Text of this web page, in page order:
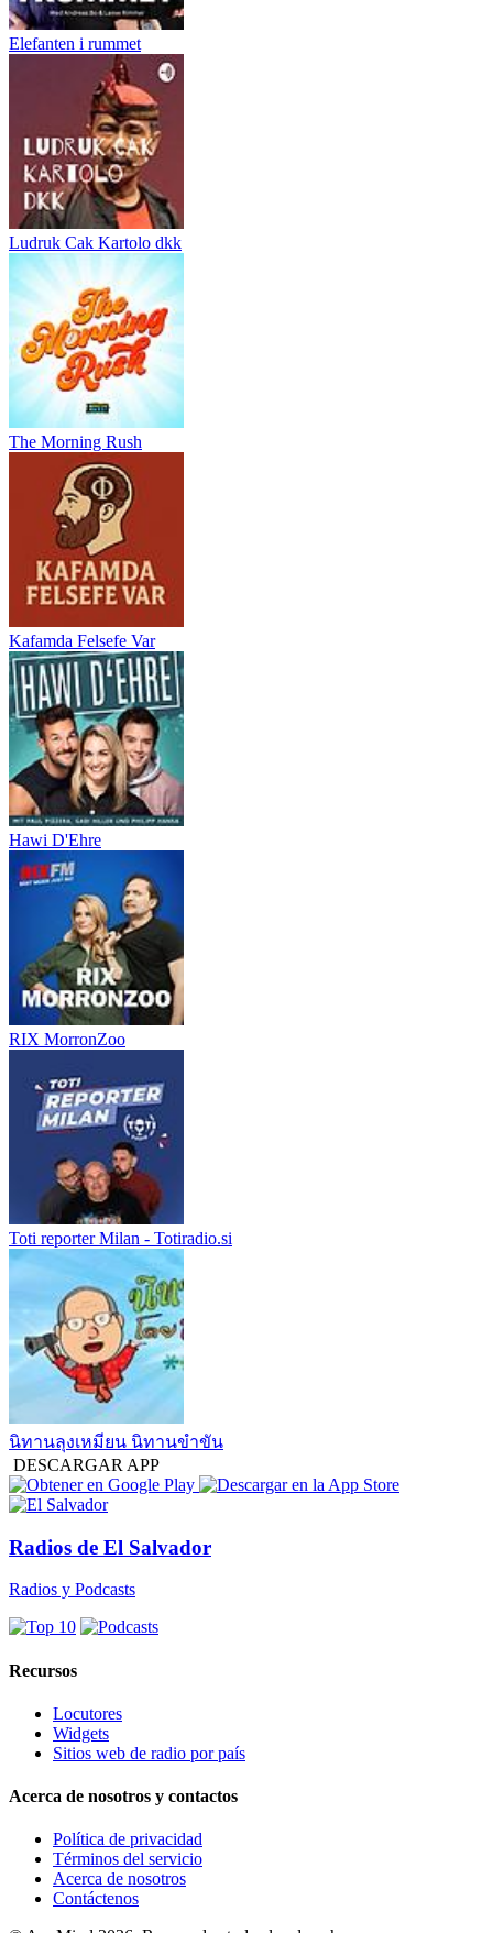
Elefanten i rummet
Ludruk Cak Kartolo dkk
The Morning Rush
Kafamda Felsefe Var
Hawi D'Ehre
RIX MorronZoo
Toti reporter Milan - Totiradio.si
นิทานลุงเหมียน นิทานขำขัน
DESCARGAR APP
Radios de El Salvador
Radios y Podcasts
Recursos
Locutores
Widgets
Sitios web de radio por país
Acerca de nosotros y contactos
Política de privacidad
Términos del servicio
Acerca de nosotros
Contáctenos